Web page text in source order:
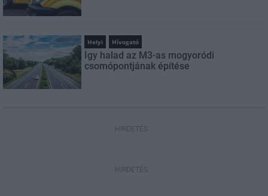
Helyi Hívogató
Így halad az M3-as mogyoródi
csomópontjának építése
HIRDETÉS
HIRDETÉS